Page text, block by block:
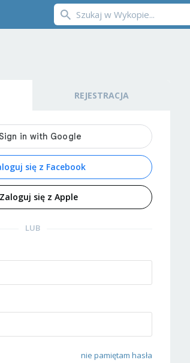
REJESTRACJA
się z Facebook
Zaloguj się z Apple
LUB
nie pamiętam hasła